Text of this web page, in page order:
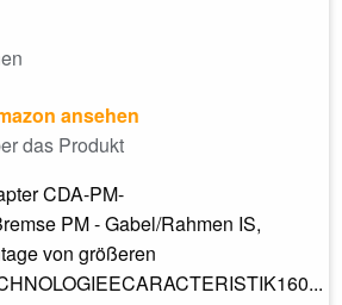
ansehen
das Produkt
CDA-PM-
PM - Gabel/Rahmen IS,
von größeren